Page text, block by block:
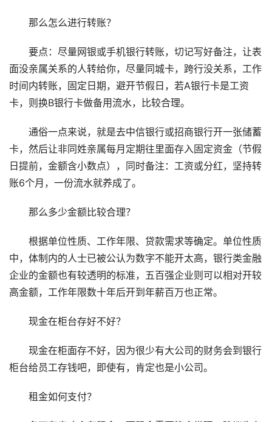
那么怎么进行转账？
要点：尽量网银或手机银行转账，切记写好备注，让表
面没亲属关系的人转给你，尽量同城卡，跨行没关系，工作
时间内转账，固定日期，避开节假日，若A银行卡是工资
卡，则换B银行卡做备用流水，比较合理。
通俗一点来说，就是去中信银行或招商银行开一张储蓄
卡，然后让非同姓亲属每月定期往里面存入固定资金（节假
日提前，金额含小数点），同时备注：工资或分红，坚持转
账6个月，一份流水就养成了。
那么多少金额比较合理？
根据单位性质、工作年限、贷款需求等确定。单位性质
中，体制内的人士已被公认为数字不能开太高，银行类金融
企业的金额也有较透明的标准，五百强企业则可以相对开较
高金额，工作年限数十年后开到年薪百万也正常。
现金在柜台存好不好？
现金在柜面存不好，因为很少有大公司的财务会到银行
柜台给员工存钱吧，即使有，肯定也是小公司。
租金如何支付？